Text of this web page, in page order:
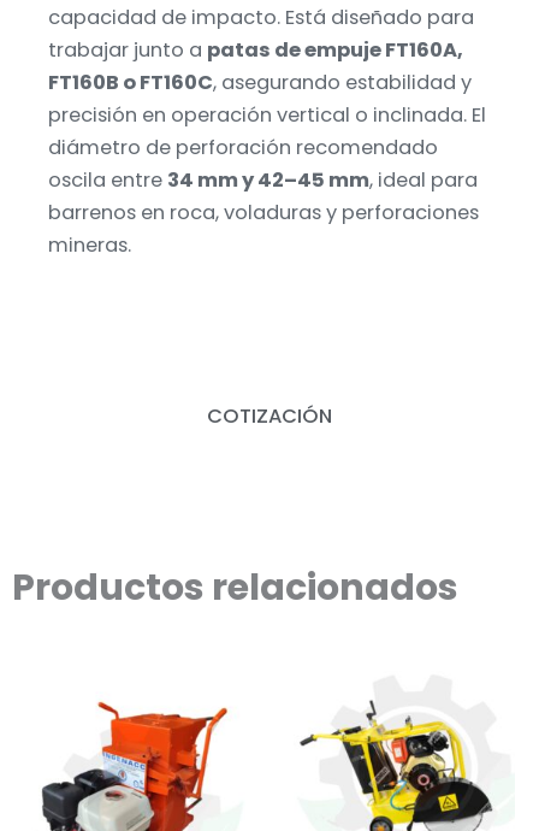
COTIZACIÓN
capacidad de impacto. Está diseñado para
trabajar junto a patas de empuje FT160A,
FT160B o FT160C, asegurando estabilidad y
precisión en operación vertical o inclinada. El
diámetro de perforación recomendado
oscila entre 34 mm y 42–45 mm, ideal para
barrenos en roca, voladuras y perforaciones
mineras.
Productos relacionados